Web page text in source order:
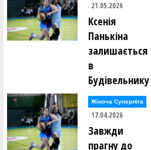
21.05.2026
Ксенія
Панькіна
залишається
в
Будівельнику
Жіноча Суперліга
17.04.2026
Завжди
прагну до